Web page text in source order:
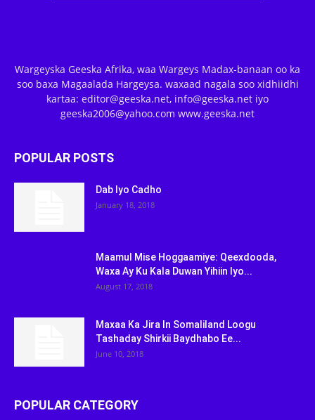
Wargeyska Geeska Afrika, waa Wargeys Madax-banaan oo ka
soo baxa Magaalada Hargeysa. waxaad nagala soo xidhiidhi
kartaa: editor@geeska.net, info@geeska.net iyo
geeska2006@yahoo.com www.geeska.net
POPULAR POSTS
Dab Iyo Cadho
January 18, 2018
Maamul Mise Hoggaamiye: Qeexdooda,
Waxa Ay Ku Kala Duwan Yihiin Iyo...
August 17, 2018
Maxaa Ka Jira In Somaliland Loogu
Tashaday Shirkii Baydhabo Ee...
June 10, 2018
POPULAR CATEGORY